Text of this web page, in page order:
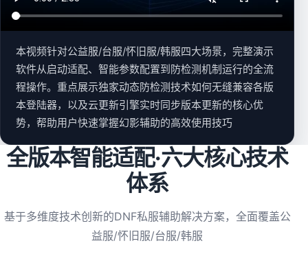
本视频针对公益服/台服/怀旧服/韩服四大场景，完整演示
软件从启动适配、智能参数配置到防检测机制运行的全流
程操作。重点展示独家动态防检测技术如何无缝兼容各版
本登陆器，以及云更新引擎实时同步版本更新的核心优
势，帮助用户快速掌握幻影辅助的高效使用技巧
全版本智能适配·六大核心技术
体系
基于多维度技术创新的DNF私服辅助解决方案，全面覆盖公
益服/怀旧服/台服/韩服